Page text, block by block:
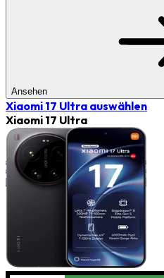
Ansehen
Xiaomi 17 Ultra auswählen
Xiaomi 17 Ultra